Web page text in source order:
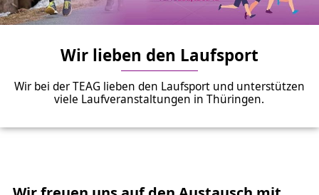
Wir lieben den Laufsport
Wir bei der TEAG lieben den Laufsport und unterstützen
viele Laufveranstaltungen in Thüringen.